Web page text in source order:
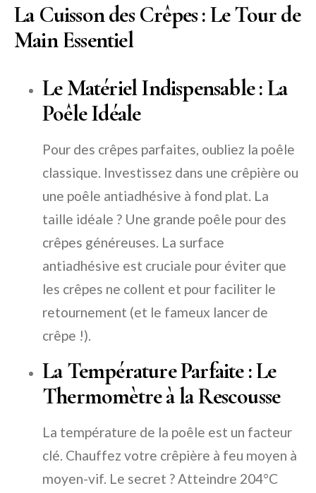
La Cuisson des Crêpes : Le Tour de
Main Essentiel
Le Matériel Indispensable : La
Poêle Idéale
Pour des crêpes parfaites, oubliez la poêle
classique. Investissez dans une crêpière ou
une poêle antiadhésive à fond plat. La
taille idéale ? Une grande poêle pour des
crêpes généreuses. La surface
antiadhésive est cruciale pour éviter que
les crêpes ne collent et pour faciliter le
retournement (et le fameux lancer de
crêpe !).
La Température Parfaite : Le
Thermomètre à la Rescousse
La température de la poêle est un facteur
clé. Chauffez votre crêpière à feu moyen à
moyen-vif. Le secret ? Atteindre 204°C